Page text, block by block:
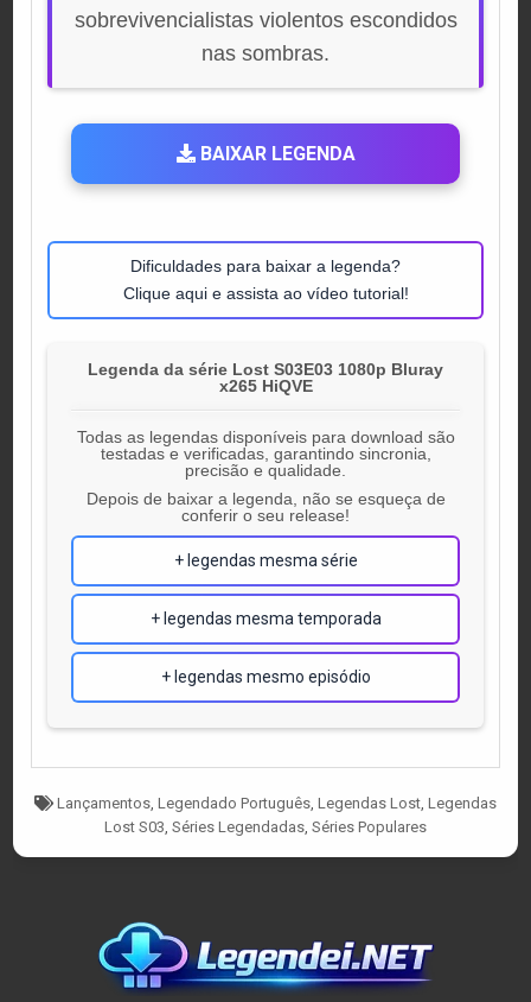
sobrevivencialistas violentos escondidos
nas sombras.
BAIXAR LEGENDA
Dificuldades para baixar a legenda?
Clique aqui e assista ao vídeo tutorial!
Legenda da série Lost S03E03 1080p Bluray
x265 HiQVE
Todas as legendas disponíveis para download são
testadas e verificadas, garantindo sincronia,
precisão e qualidade.
Depois de baixar a legenda, não se esqueça de
conferir o seu release!
+ legendas mesma série
+ legendas mesma temporada
+ legendas mesmo episódio
Tagged
Lançamentos Legendado Português Legendas Lost Legendas
Lost S03 Séries Legendadas Séries Populares